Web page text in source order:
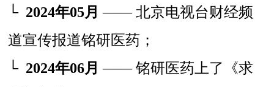
└ 2024年05月 —— 北京电视台财经频
道宣传报道铭研医药；
└ 2024年06月 —— 铭研医药上了《求